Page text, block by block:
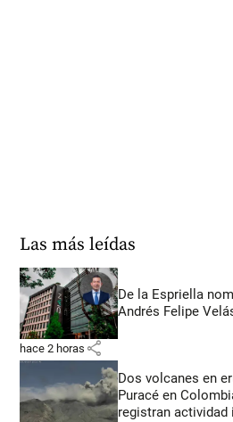
Las más leídas
De la Espriella
Andrés Felipe
hace 2 horas share
Dos volcanes en
Puracé en
registran actividad